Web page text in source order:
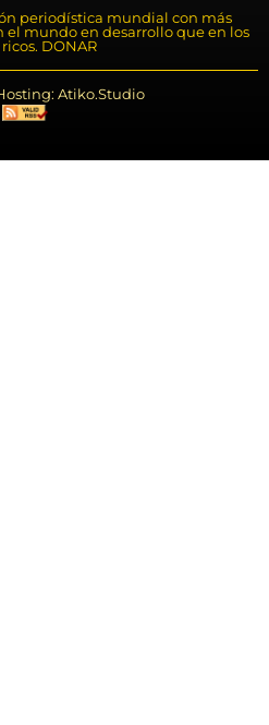
periodística mundial con más
el mundo en desarrollo que en los
DONAR
Atiko.Studio